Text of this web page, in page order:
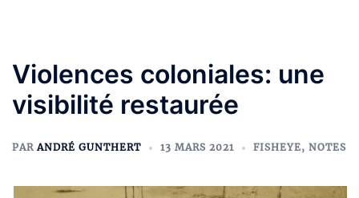
Violences coloniales: une
visibilité restaurée
PARANDRÉ GUNTHERT 13 MARS 2021 FISHEYE, NOTES